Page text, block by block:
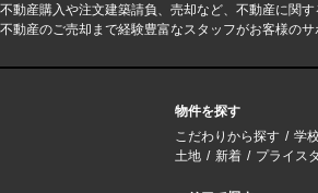
動産購入や注文建築請負、売却など、不動産に関
動産のご売却まで経験豊富なスタッフがお客様のサ
物件を探す
こだわりから探す
学
土地
新着 プライス